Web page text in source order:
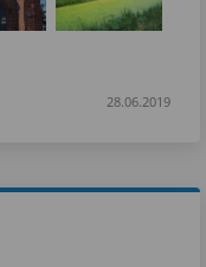
28.06.2019